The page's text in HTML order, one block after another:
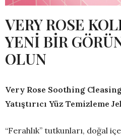
VERY ROSE
YENİ BİR
OLUN
Very Rose Soothing
Yatıştırıcı Yüz Temizleme
“Ferahlık” tutkunları, doğal